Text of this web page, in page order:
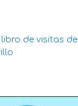
libro de visitas de